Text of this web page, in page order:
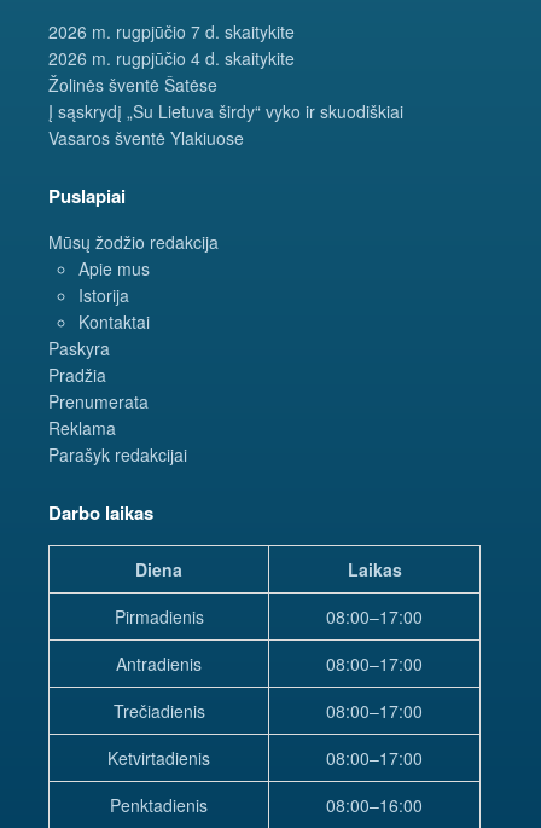
2026 m. rugpjūčio 7 d. skaitykite
2026 m. rugpjūčio 4 d. skaitykite
Žolinės šventė Šatėse
Į sąskrydį „Su Lietuva širdy“ vyko ir skuodiškiai
Vasaros šventė Ylakiuose
Puslapiai
Mūsų žodžio redakcija
Apie mus
Istorija
Kontaktai
Paskyra
Pradžia
Prenumerata
Reklama
Parašyk redakcijai
Darbo laikas
Diena
Laikas
Pirmadienis
08:00–17:00
Antradienis
08:00–17:00
Trečiadienis
08:00–17:00
Ketvirtadienis
08:00–17:00
Penktadienis
08:00–16:00